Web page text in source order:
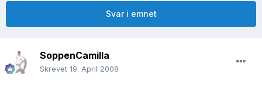
Svar i emnet
SoppenCamilla
Skrevet 19. April 2008